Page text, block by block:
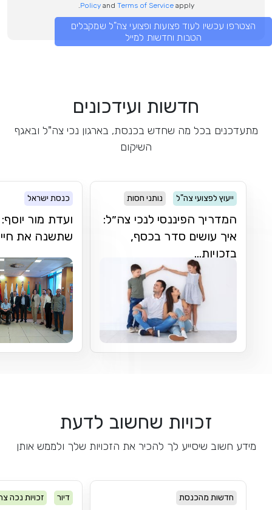
Policyand Terms of Serviceapply.
הצטרפו עכשיו לעוד פצועות ופצועי צה"ל שמקבלים
הטבות וחדשות למייל
חדשות ועידכונים
מתעדכנים בכל מה שחדש בכנסת, בארגון נכי צה"ל ובאגף
השיקום
ייעוץ לפצועי צה"ל נותני חסות
המדריך הפיננסי לנכי צה״ל:
איך עושים סדר בכסף,
בזכויות...
כנסת ישראל
ועדת מור
שתשנה את
זכויות שחשוב לדעת
מידע חשוב שיסייע לך להכיר את הזכויות שלך ולממש אותן
חדשות מהכנסת דיור זכויות נכה